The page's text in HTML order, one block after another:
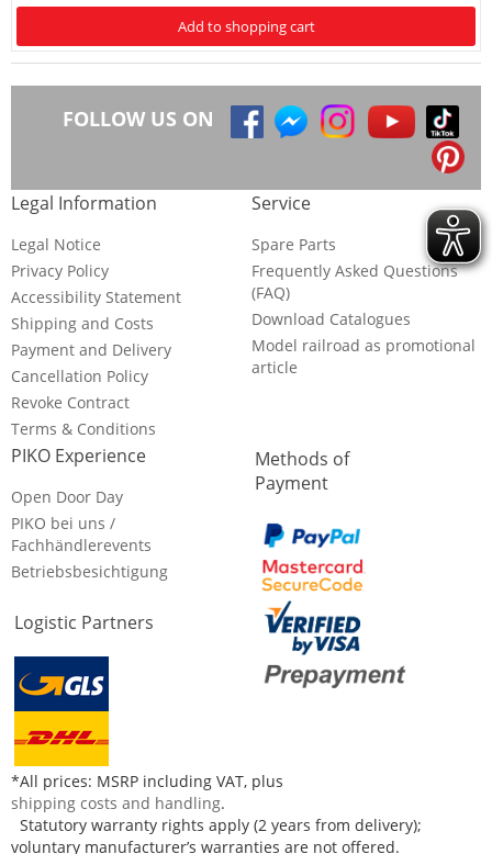
Add to shopping cart
FOLLOW US ON
Legal Information
Legal Notice
Privacy Policy
Accessibility Statement
Shipping and Costs
Payment and Delivery
Cancellation Policy
Revoke Contract
Terms & Conditions
Service
Spare Parts
Frequently Asked Questions
(FAQ)
Download Catalogues
Model railroad as promotional
article
PIKO Experience
Open Door Day
PIKO bei uns /
Fachhändlerevents
Betriebsbesichtigung
Logistic Partners
Methods of
Payment
*All prices: MSRP including VAT, plus
shipping costs and handling.
Statutory warranty rights apply (2 years from delivery);
voluntary manufacturer’s warranties are not offered.